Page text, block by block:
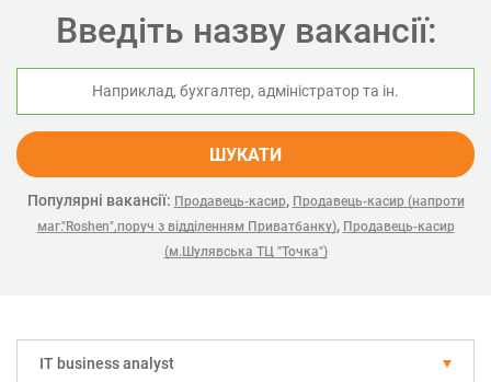
Введіть назву вакансії:
ШУКАТИ
Популярні вакансії: Продавець-касир, Продавець-касир (напроти
маг."Roshen",поруч з відділенням Приватбанку), Продавець-касир
(м.Шулявська ТЦ "Точка")
IT business analyst